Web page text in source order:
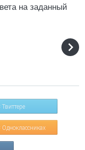
на заданный
Твиттере
Одноклассниках